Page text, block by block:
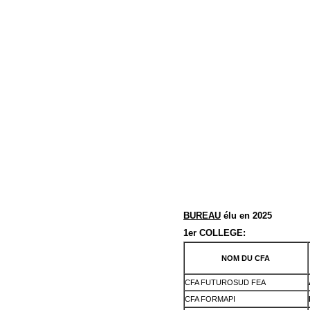
BUREAU élu en 2025
1er COLLEGE:
NOM DU CFA
CFA FUTUROSUD FEA
CFA FORMAPI